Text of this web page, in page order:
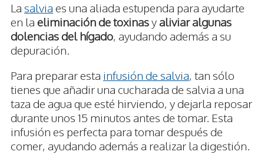
La salvia es una aliada estupenda para ayudarte
en la eliminación de toxinasyaliviar algunas
dolencias del hígado, ayudando además a su
depuración.
Para preparar esta infusión de salvia, tan sólo
tienes que añadir una cucharada de salvia a una
taza de agua que esté hirviendo, y dejarla reposar
durante unos 15 minutos antes de tomar. Esta
infusión es perfecta para tomar después de
comer, ayudando además a realizar la digestión.